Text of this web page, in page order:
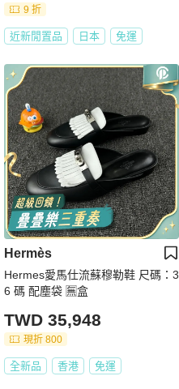
9 折
近新閒置品 日本 免運
Hermès
Hermes愛馬仕流蘇穆勒鞋 尺碼：3
6 碼 配塵袋 🈚盒
TWD 35,948
現折 800
全新品 香港 免運